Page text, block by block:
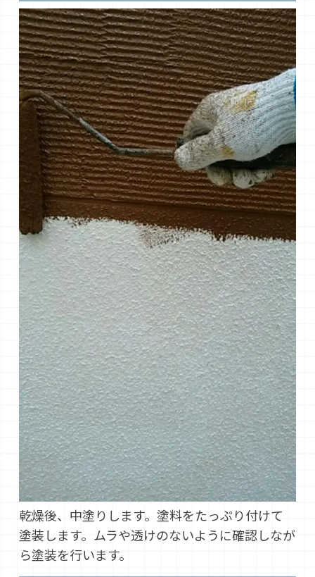
乾燥後、中塗りします。塗料をたっぷり付けて
塗装します。ムラや透けのないように確認しなが
ら塗装を行います。